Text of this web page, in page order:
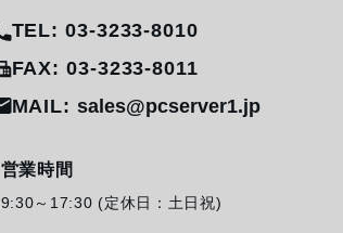
TEL: 03-3233-8010
FAX: 03-3233-8011
MAIL: sales@pcserver1.jp
営業時間
9:30～17:30 (定休日：土日祝)